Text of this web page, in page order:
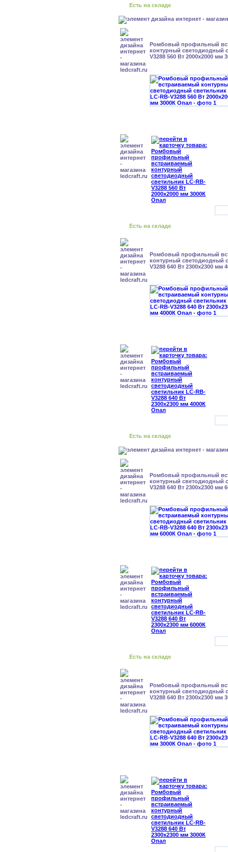
Есть на складе
Ромбовый профильный
контурный светодиодный
V3288 560 Вт 2000x2000 мм
Есть на складе
Ромбовый профильный
контурный светодиодный
V3288 640 Вт 2300x2300 мм
Есть на складе
Ромбовый профильный
контурный светодиодный
V3288 640 Вт 2300x2300 мм
Есть на складе
Ромбовый профильный
контурный светодиодный
V3288 640 Вт 2300x2300 мм